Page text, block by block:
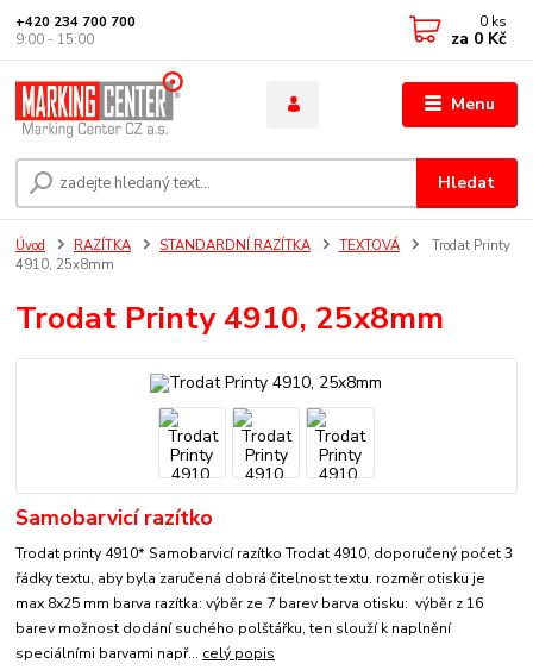
Menu
Hledat
+420 234 700 700
9:00 - 15:00
0 ks
za 0 Kč
Úvod RAZÍTKA STANDARDNÍ RAZÍTKA TEXTOVÁ
Trodat Printy
4910, 25x8mm
Trodat Printy 4910, 25x8mm
Samobarvicí razítko
Trodat printy 4910* Samobarvicí razítko Trodat 4910, doporučený počet 3
řádky textu, aby byla zaručená dobrá čitelnost textu. rozměr otisku je
max 8x25 mm barva razítka: výběr ze 7 barev barva otisku: výběr z 16
barev možnost dodání suchého polštářku, ten slouží k naplnění
speciálními barvami např... celý popis